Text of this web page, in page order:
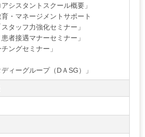
アシスタントスクール概要」
・マネージメントサポート
タッフ力強化セミナー」
患者接遇マナーセミナー」
ングセミナー」
ディーグループ（DＡSG）」